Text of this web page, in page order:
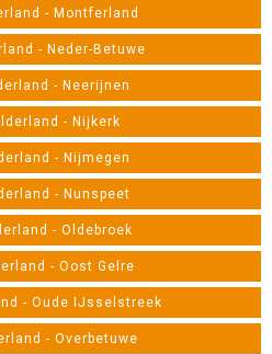
- Montferland
- Neder-Betuwe
- Neerijnen
- Nijkerk
- Nijmegen
- Nunspeet
- Oldebroek
- Oost Gelre
- Oude IJsselstreek
- Overbetuwe